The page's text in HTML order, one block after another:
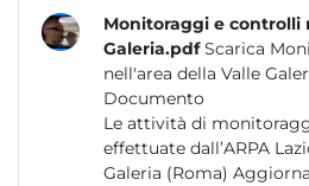
Monitoraggi e controlli
Galeria.pdf Scarica
nell'area della Valle
Documento
Le attività di
effettuate dall’ARPA Lazio nell’area della
Galeria (Roma) Aggiornamento 06 agosto